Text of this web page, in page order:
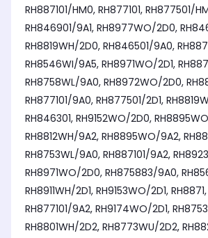
RH887101/HM0, RH877101, RH877501/HM0,
RH846901/9A1, RH8977WO/2D0, RH846901,
RH8819WH/2D0, RH846501/9A0, RH8871WS/HM0,
RH8546WI/9A5, RH8971WO/2D1, RH8874WO/2D2,
RH8758WL/9A0, RH8972WO/2D0, RH8812WH,
RH877101/9A0, RH877501/2D1, RH8819WH/9A0,
RH846301, RH9152WO/2D0, RH8895WO/9A1, RH877901,
RH8812WH/9A2, RH8895WO/9A2, RH8851U1/9A0,
RH8753WL/9A0, RH887101/9A2, RH8923WO/2D0,
RH8971WO/2D0, RH875883/9A0, RH8569WH/9A1,
RH8911WH/2D1, RH9153WO/2D1, RH8871, RH8841K0/9A0,
RH877101/9A2, RH9174WO/2D1, RH875301/9A0,
RH8801WH/2D2,